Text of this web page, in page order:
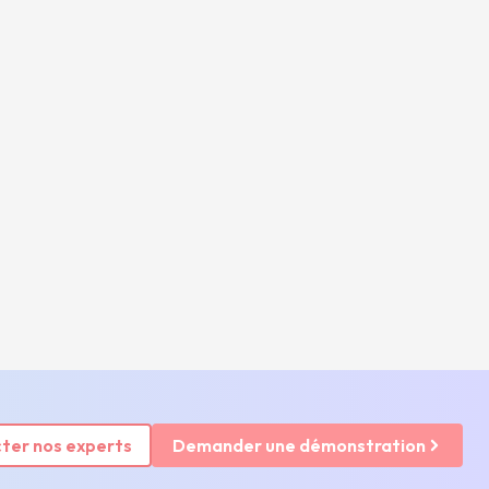
nos experts Demander une démonstration